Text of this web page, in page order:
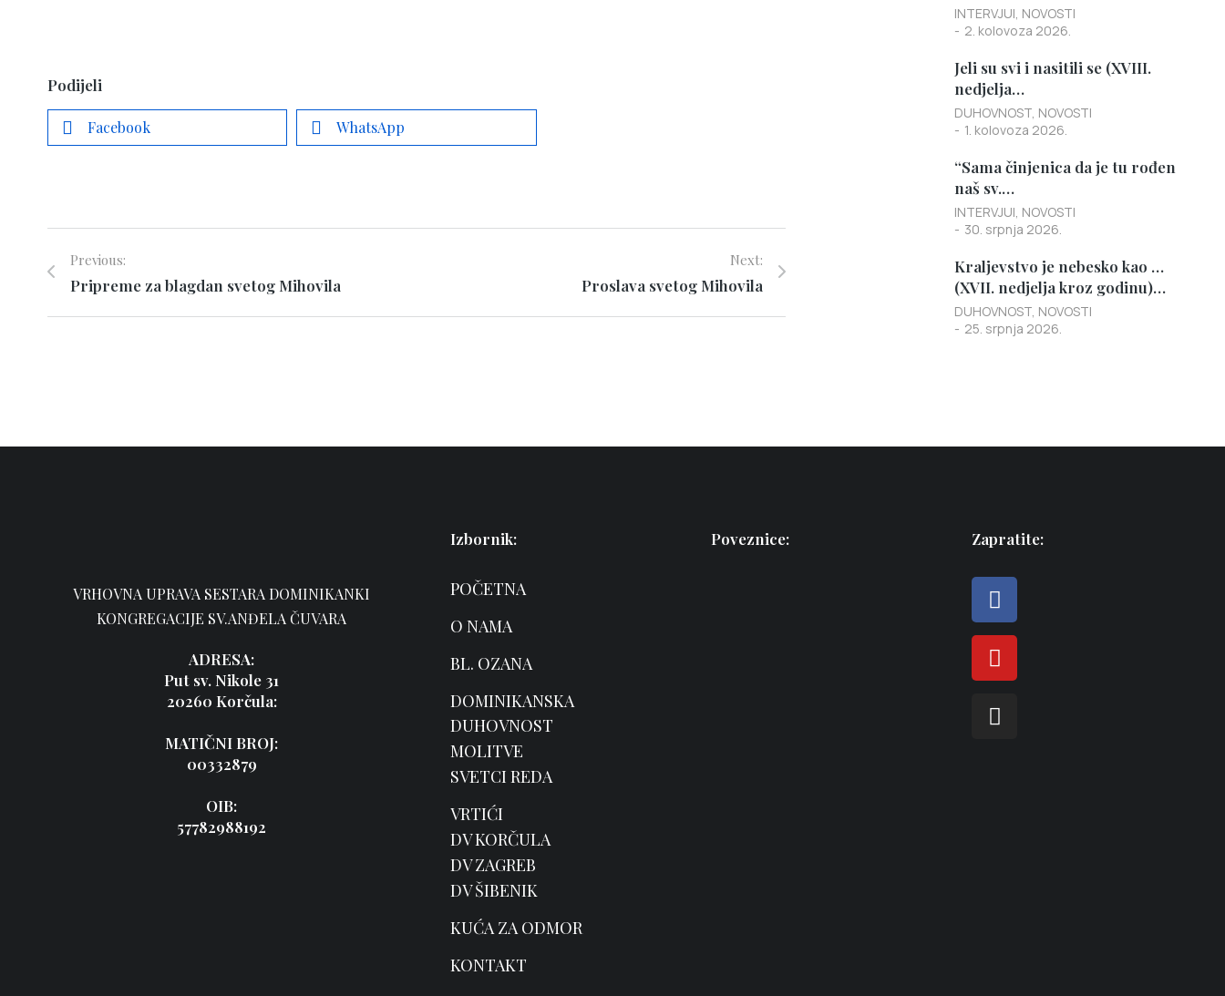
Podijeli
Facebook WhatsApp
Previous:
Pripreme za blagdan svetog Mihovila
Next:
Proslava svetog Mihovila
INTERVJUI, NOVOSTI
2. kolovoza 2026.
Jeli su svi i nasitili se (XVIII.
nedjelja…
DUHOVNOST, NOVOSTI
1. kolovoza 2026.
“Sama činjenica da je tu rođen
naš sv.…
INTERVJUI, NOVOSTI
30. srpnja 2026.
Kraljevstvo je nebesko kao …
(XVII. nedjelja kroz godinu)…
DUHOVNOST, NOVOSTI
25. srpnja 2026.
VRHOVNA UPRAVA SESTARA DOMINIKANKI
KONGREGACIJE SV.ANĐELA ČUVARA
ADRESA:
Put sv. Nikole 31
20260 Korčula:
MATIČNI BROJ:
00332879
OIB:
57782988192
Izbornik:
POČETNA
O NAMA
BL. OZANA
DOMINIKANSKA
DUHOVNOST
MOLITVE
SVETCI REDA
VRTIĆI
DV KORČULA
DV ZAGREB
DV ŠIBENIK
KUĆA ZA ODMOR
KONTAKT
Poveznice: Zapratite: